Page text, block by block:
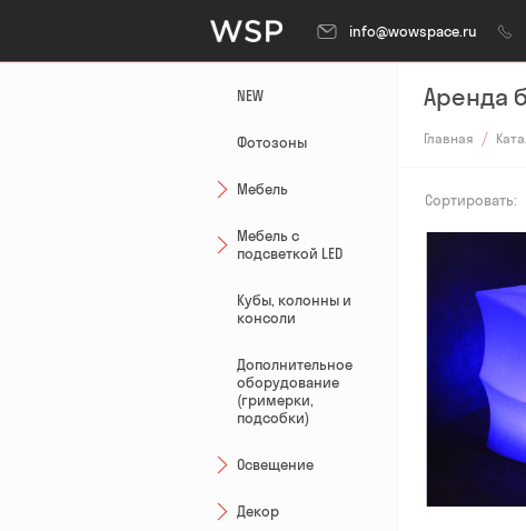
info@wowspace.ru
NEW
Фотозоны
Мебель
Мебель с
подсветкой LED
Кубы, колонны и
консоли
Дополнительное
оборудование
(гримерки,
подсобки)
Освещение
Декор
Аренда
Главная
Сортировать: